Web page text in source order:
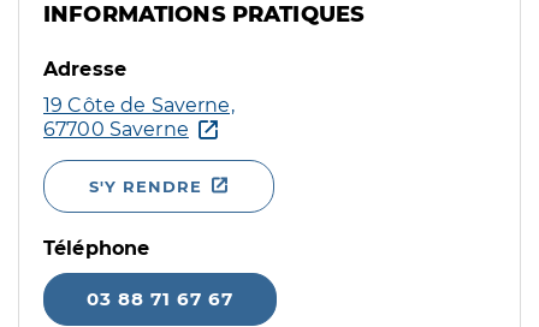
INFORMATIONS PRATIQUES
Adresse
19 Côte de Saverne,
67700 Saverne
S'Y RENDRE
Téléphone
03 88 71 67 67